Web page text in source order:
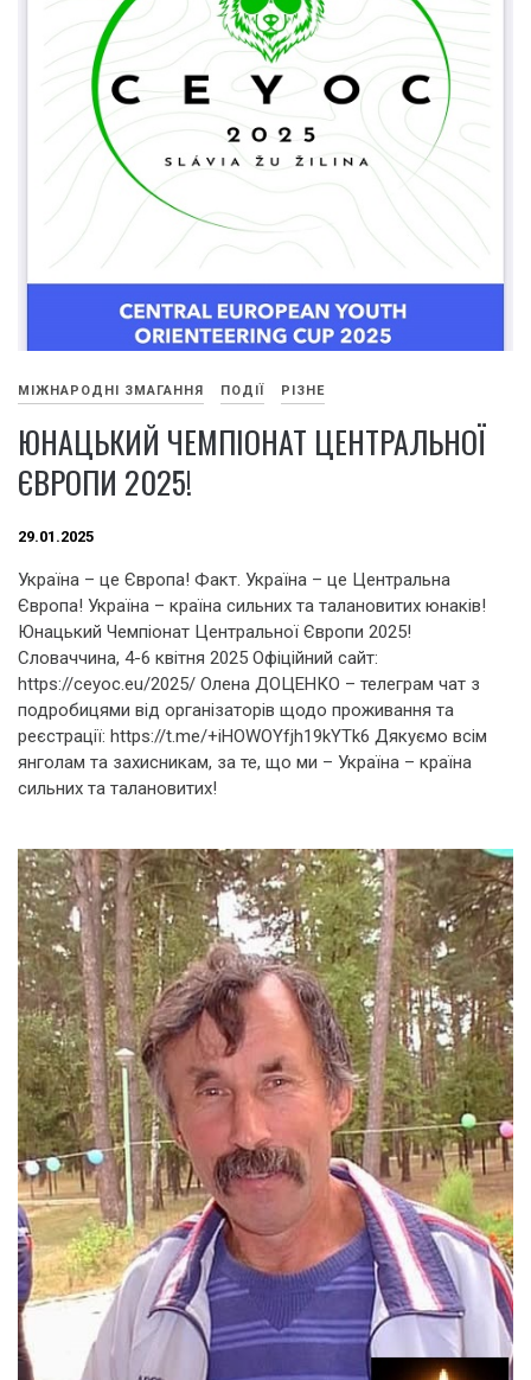
МІЖНАРОДНІ ЗМАГАННЯ ПОДІЇ РІЗНЕ
ЮНАЦЬКИЙ ЧЕМПІОНАТ ЦЕНТРАЛЬНОЇ
ЄВРОПИ 2025!
29.01.2025
Україна – це Європа! Факт. Україна – це Центральна
Європа! Україна – країна сильних та талановитих юнаків!
Юнацький Чемпіонат Центральної Європи 2025!
Словаччина, 4-6 квітня 2025 Офіційний сайт:
https://ceyoc.eu/2025/ Олена ДОЦЕНКО – телеграм чат з
подробицями від організаторів щодо проживання та
реєстрації: https://t.me/+iHOWOYfjh19kYTk6 Дякуємо всім
янголам та захисникам, за те, що ми – Україна – країна
сильних та талановитих!